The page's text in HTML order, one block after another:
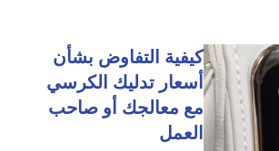
كيفية التفاوض بشأن
أسعار تدليك الكرسي
مع معالجك أو صاحب
العمل